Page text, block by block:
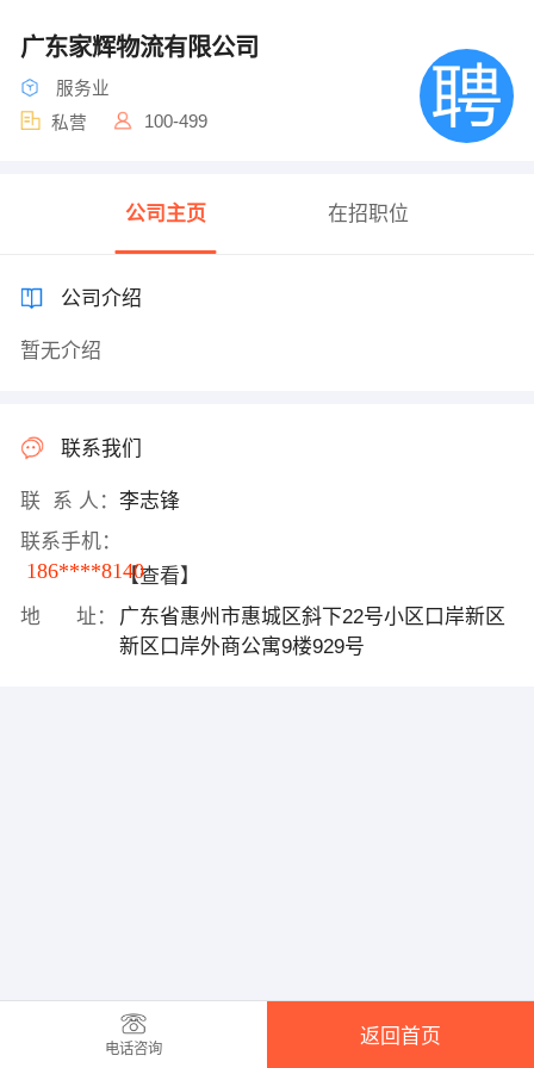
广东家辉物流有限公司
服务业
私营
100-499
公司主页 在招职位
公司介绍
暂无介绍
联系我们
联 系 人： 李志锋
联系手机：
186****8140【查看】
地 址：
广东省惠州市惠城区斜下22号小区口岸新区
新区口岸外商公寓9楼929号
电话咨询
返回首页